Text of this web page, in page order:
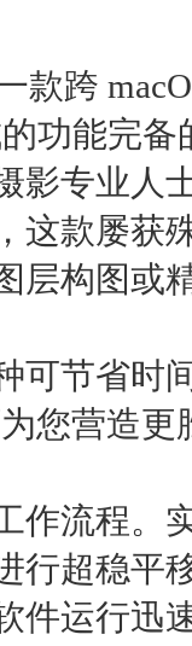
款跨
功能完
影专业人
这款屡获
层构图或
可节省时
您营造更
作流程。
行超稳平
运行迅